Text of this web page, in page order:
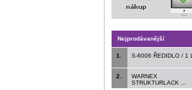
Nejprodávanější
1. S-6006 ŘEDIDLO / 1 L
2.
WARNEX
STRUKTURLACK ...